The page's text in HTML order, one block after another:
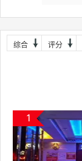
综合 评分
1